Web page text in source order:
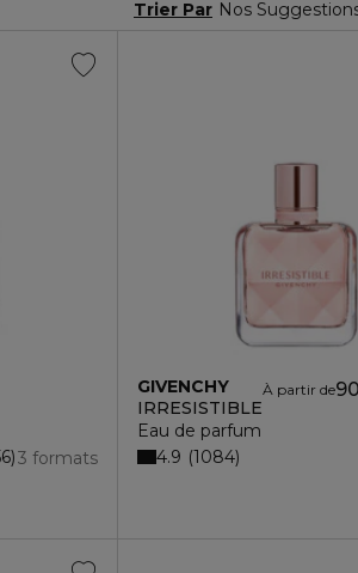
Trier Par Nos
3 formats
GIVENCHY
IRRESISTIBLE
Eau de parfum
À partir de
4.9 1084